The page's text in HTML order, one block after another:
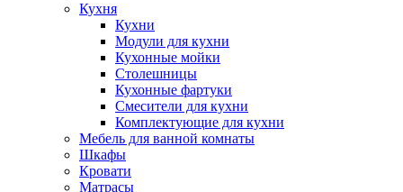
Кухня
Кухни
Модули для кухни
Кухонные мойки
Столешницы
Кухонные фартуки
Смесители для кухни
Комплектующие для кухни
Мебель для ванной комнаты
Шкафы
Кровати
Матрасы